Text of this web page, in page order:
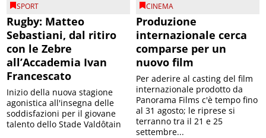
SPORT
Rugby: Matteo
Sebastiani, dal ritiro
con le Zebre
all’Accademia Ivan
Francescato
Inizio della nuova stagione
agonistica all'insegna delle
soddisfazioni per il giovane
talento dello Stade Valdôtain
CINEMA
Produzione
internazionale cerca
comparse per un
nuovo film
Per aderire al casting del film
internazionale prodotto da
Panorama Films c'è tempo fino
al 31 agosto; le riprese si
terranno tra il 21 e 25
settembre...